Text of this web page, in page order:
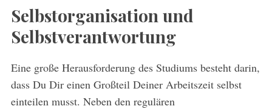
Selbstorganisation und
Selbstverantwortung
Eine große Herausforderung des Studiums besteht darin,
dass Du Dir einen Großteil Deiner Arbeitszeit selbst
einteilen musst. Neben den regulären
S
e
a